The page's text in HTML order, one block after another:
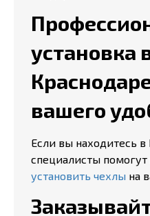
установка
вашего
Если вы находитесь
специалисты
установить чехлы на